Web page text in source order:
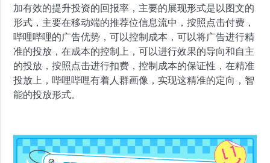
加有效的提升投资的回报率，主要的展现形式是以图文的
形式，主要在移动端的推荐位信息流中，按照点击付费，
哔哩哔哩的广告优势，可以控制成本，可以将广告进行精
准的投放，在成本的控制上，可以进行效果的导向和自主
的投放，按照点击进行扣费，控制成本的保证性，在精准
投放上，哔哩哔哩有着人群画像，实现这精准的定向，智
能的投放形式。